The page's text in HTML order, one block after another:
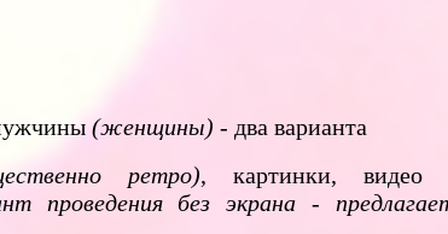
(женщины) - два варианта
ретро), картинки, видео
проведения без экрана -